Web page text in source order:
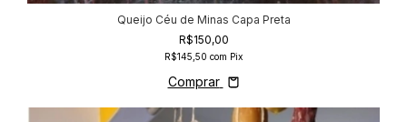
Queijo Céu de Minas Capa Preta
R$150,00
R$145,50 com Pix
Comprar